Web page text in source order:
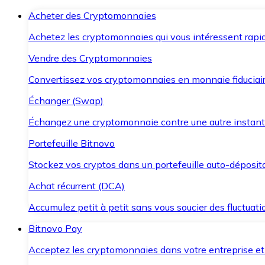
Acheter des Cryptomonnaies
Achetez les cryptomonnaies qui vous intéressent
Vendre des Cryptomonnaies
Convertissez vos cryptomonnaies en monnaie
Échanger (Swap)
Échangez une cryptomonnaie contre une autre
Portefeuille Bitnovo
Stockez vos cryptos dans un portefeuille auto-
Achat récurrent (DCA)
Accumulez petit à petit sans vous soucier des
Bitnovo Pay
Acceptez les cryptomonnaies dans votre entreprise